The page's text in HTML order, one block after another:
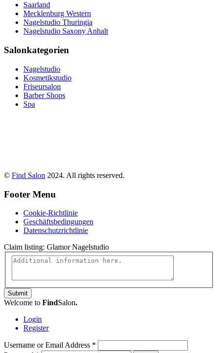
Saarland
Mecklenburg Western
Nagelstudio Thuringia
Nagelstudio Saxony Anhalt
Salonkategorien
Nagelstudio
Kosmetikstudio
Friseursalon
Barber Shops
Spa
© Find Salon 2024. All rights reserved.
Footer Menu
Cookie-Richtlinie
Geschäftsbedingungen
Datenschutzrichtlinie
Claim listing: Glamor Nagelstudio
Submit
Welcome to FindSalon.
Login
Register
Username or Email Address *